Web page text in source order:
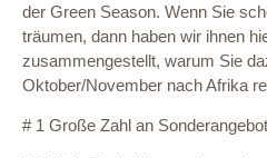
der Green Season. Wenn Sie
träumen, dann haben wir ihnen
zusammengestellt, warum Sie
Oktober/November nach Afrika
# 1 Große Zahl an